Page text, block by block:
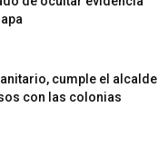
cumple el alcalde
con las colonias